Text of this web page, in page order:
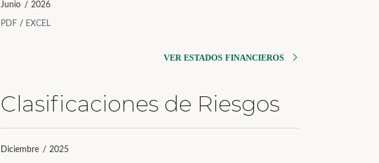
Junio / 2026
PDF / EXCEL
VER ESTADOS FINANCIEROS
Clasificaciones de Riesgos
Diciembre / 2025